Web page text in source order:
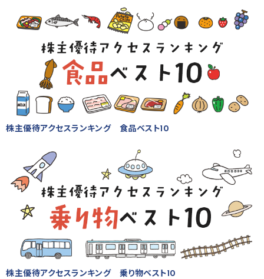
株主優待アクセスランキング 食品ベスト10
株主優待アクセスランキング 乗り物ベスト10